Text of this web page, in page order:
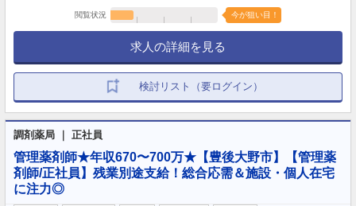
閲覧状況 今が狙い目！
求人の詳細を見る
検討リスト（要ログイン）
調剤薬局 ｜ 正社員
管理薬剤師★年収670〜700万★【豊後大野市】【管理薬
剤師/正社員】残業別途支給！総合応需＆施設・個人在宅
に注力◎